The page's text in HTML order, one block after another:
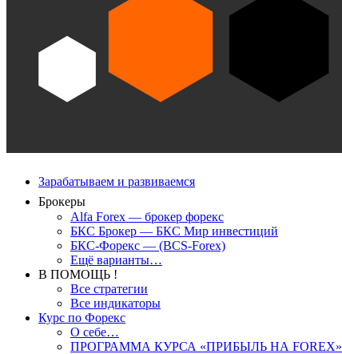
Зарабатываем и развиваемся
Брокеры
Alfa Forex — брокер форекс
БКС Брокер — БКС Мир инвестиций
БКС-Форекс — (BCS-Forex)
Ещё варианты…
В ПОМОЩЬ !
Все стратегии
Все индикаторы
Курс по Форекс
О себе…
ПРОГРАММА КУРСА «ПРИБЫЛЬ НА FOREX»